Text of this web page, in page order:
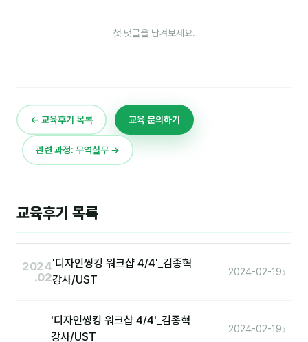
담당자·교육생 피드백
고객사 레퍼런스
AI입문
전체 도구
제안·영업
첫 댓글을 남겨보세요.
← 교육후기 목록 교육 문의하기
관련 과정: 무역실무 →
교육후기 목록
2024
.02
'디자인씽킹 워크샵 4/4'_김종혁
강사/UST
2024-02-19›
'디자인씽킹 워크샵 4/4'_김종혁
강사/UST
2024-02-19›